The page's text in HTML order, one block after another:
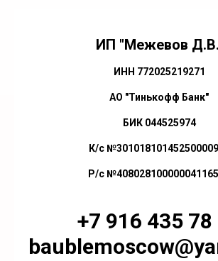
ИП "Межевов
ИНН 772025219271
АО "Тинькофф Банк"
БИК 044525974
К/с
Р/с
+7 916 435 78